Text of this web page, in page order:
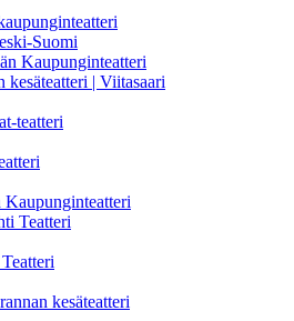
Suomi
Kaupunginteatteri
kesäteatteri | Viitasaari
teatteri
Teatteri
kesäteatteri